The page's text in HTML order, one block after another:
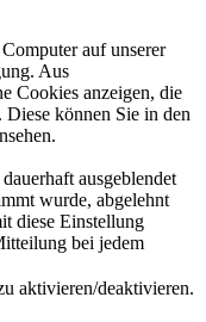
auf unserer
Aus
Cookies anzeigen, die
Diese können Sie in den
ausgeblendet
wurde, abgelehnt
diese Einstellung
bei jedem
aktivieren/deaktivieren.